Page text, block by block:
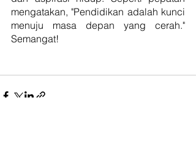
mengatakan, "Pendidikan adalah kunci
menuju masa depan yang cerah."
Semangat!